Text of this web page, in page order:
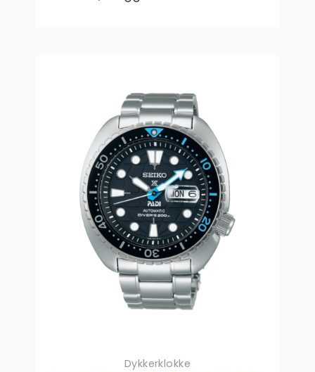
Dykkerklokke